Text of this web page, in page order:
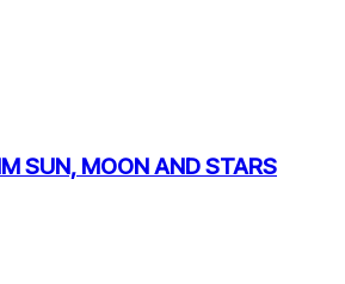
SUN, MOON AND STARS